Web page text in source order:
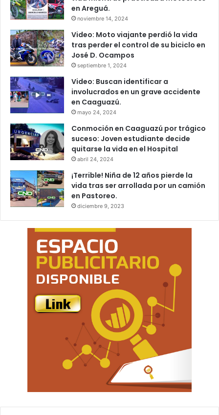
en Areguá.
noviembre 14, 2024
Video: Moto viajante perdió la vida
tras perder el control de su biciclo en
José D. Ocampos
septiembre 1, 2024
Video: Buscan identificar a
involucrados en un grave accidente
en Caaguazú.
mayo 24, 2024
Conmoción en Caaguazú por trágico
suceso: Joven estudiante decide
quitarse la vida en el Hospital
abril 24, 2024
¡Terrible! Niña de 12 años pierde la
vida tras ser arrollada por un camión
en Pastoreo.
diciembre 9, 2023